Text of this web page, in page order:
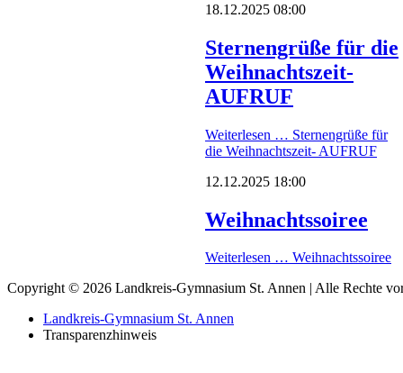
18.12.2025 08:00
Sternengrüße für die
Weihnachtszeit-
AUFRUF
Weiterlesen … Sternengrüße für
die Weihnachtszeit- AUFRUF
12.12.2025 18:00
Weihnachtssoiree
Weiterlesen … Weihnachtssoiree
Copyright © 2026 Landkreis-Gymnasium St. Annen | Alle Rechte
Landkreis-Gymnasium St. Annen
Transparenzhinweis